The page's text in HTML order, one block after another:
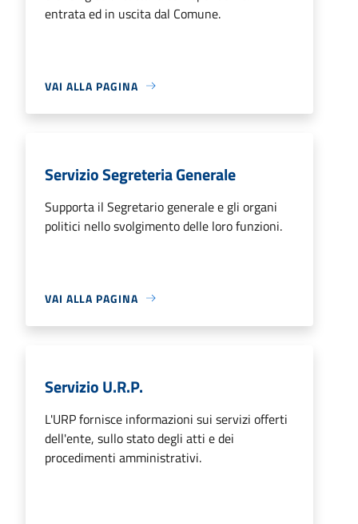
entrata ed in uscita dal Comune.
VAI ALLA PAGINA
Servizio Segreteria Generale
Supporta il Segretario generale e gli organi
politici nello svolgimento delle loro funzioni.
VAI ALLA PAGINA
Servizio U.R.P.
L'URP fornisce informazioni sui servizi offerti
dell'ente, sullo stato degli atti e dei
procedimenti amministrativi.